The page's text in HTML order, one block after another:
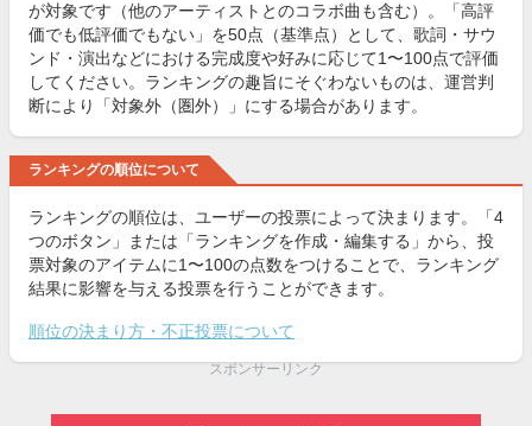
が対象です（他のアーティストとのコラボ曲も含む）。「高評
価でも低評価でもない」を50点（基準点）として、歌詞・サウ
ンド・演出などにおける完成度や好みに応じて1〜100点で評価
してください。ランキングの趣旨にそぐわないものは、運営判
断により「対象外（圏外）」にする場合があります。
ランキングの順位について
ランキングの順位は、ユーザーの投票によって決まります。「4
つのボタン」または「ランキングを作成・編集する」から、投
票対象のアイテムに1〜100の点数をつけることで、ランキング
結果に影響を与える投票を行うことができます。
順位の決まり方・不正投票について
スポンサーリンク